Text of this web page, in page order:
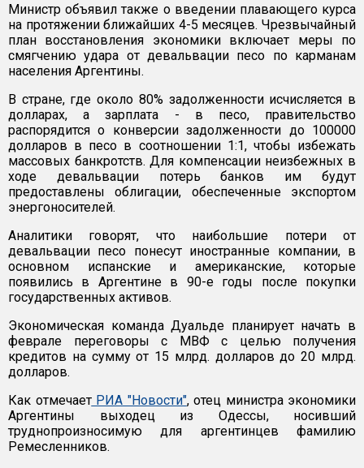
Министр объявил также о введении плавающего курса
на протяжении ближайших 4-5 месяцев. Чрезвычайный
план восстановления экономики включает меры по
смягчению удара от девальвации песо по карманам
населения Аргентины.
В стране, где около 80% задолженности исчисляется в
долларах, а зарплата - в песо, правительство
распорядится о конверсии задолженности до 100000
долларов в песо в соотношении 1:1, чтобы избежать
массовых банкротств. Для компенсации неизбежных в
ходе девальвации потерь банков им будут
предоставлены облигации, обеспеченные экспортом
энергоносителей.
Аналитики говорят, что наибольшие потери от
девальвации песо понесут иностранные компании, в
основном испанские и американские, которые
появились в Аргентине в 90-е годы после покупки
государственных активов.
Экономическая команда Дуальде планирует начать в
феврале переговоры с МВФ с целью получения
кредитов на сумму от 15 млрд. долларов до 20 млрд.
долларов.
Как отмечаетРИА "Новости", отец министра экономики
Аргентины выходец из Одессы, носивший
труднопроизносимую для аргентинцев фамилию
Ремесленников.